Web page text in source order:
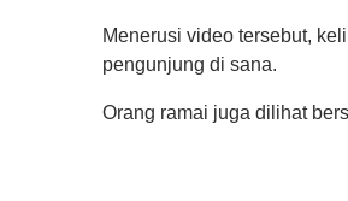
Menerusi video tersebut,
pengunjung di sana.
Orang ramai juga dilihat